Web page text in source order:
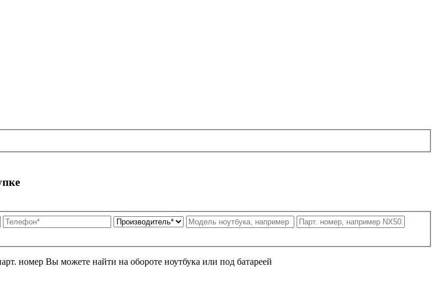
номер Вы можете найти на обороте ноутбука или под батареей